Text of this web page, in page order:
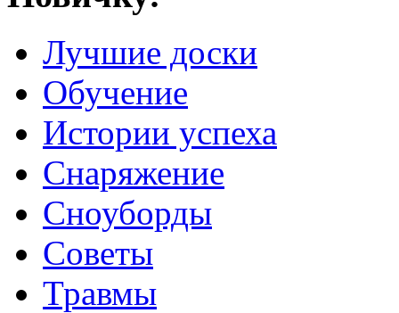
Лучшие доски
Обучение
Истории успеха
Снаряжение
Сноуборды
Советы
Травмы